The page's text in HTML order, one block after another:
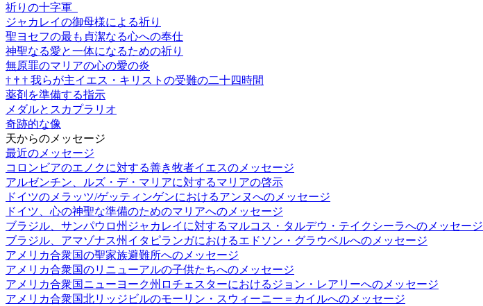
祈りの十字軍
ジャカレイの御母様による祈り
聖ヨセフの最も貞潔なる心への奉仕
神聖なる愛と一体になるための祈り
無原罪のマリアの心の愛の炎
† † † 我らが主イエス・キリストの受難の二十四時間
薬剤を準備する指示
メダルとスカプラリオ
奇跡的な像
天からのメッセージ
最近のメッセージ
コロンビアのエノクに対する善き牧者イエスのメッセージ
アルゼンチン、ルズ・デ・マリアに対するマリアの啓示
ドイツのメラッツ/ゲッティンゲンにおけるアンヌへのメッセージ
ドイツ、心の神聖な準備のためのマリアへのメッセージ
ブラジル、サンパウロ州ジャカレイに対するマルコス・タルデウ・テイクシーラへのメッセージ
ブラジル、アマゾナス州イタピランガにおけるエドソン・グラウベルへのメッセージ
アメリカ合衆国の聖家族避難所へのメッセージ
アメリカ合衆国のリニューアルの子供たちへのメッセージ
アメリカ合衆国ニューヨーク州ロチェスターにおけるジョン・レアリーへのメッセージ
アメリカ合衆国北リッジビルのモーリン・スウィーニー＝カイルへのメッセージ